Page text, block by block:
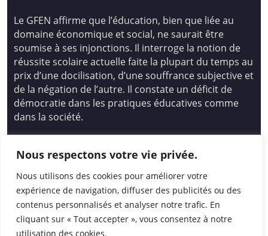
Nous respectons votre vie privée.
Nous utilisons des cookies pour améliorer votre
expérience de navigation, diffuser des publicités ou des
contenus personnalisés et analyser notre trafic. En
cliquant sur « Tout accepter », vous consentez à notre
utilisation des cookies.
Le GFEN affirme que l’éducation, bien que liée au
domaine économique et social, ne saurait être
soumise à ses injonctions. Il interroge la notion de
réussite scolaire actuelle faite la plupart du temps au
prix d’une docilisation, d’une souffrance subjective et
de la négation de l’autre. Il constate un déficit de
démocratie dans les pratiques éducatives comme
dans la société.
Nouvelle
14 avenue Spinoza 94200 Ivry Sur Seine
01 46 72 53 17 – gfen@gfen.asso.fr